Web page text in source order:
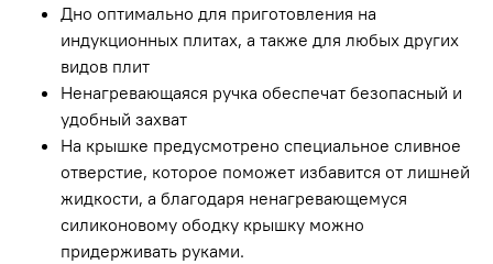
Дно оптимально для приготовления на
индукционных плитах, а также для любых других
видов плит
Ненагревающаяся ручка обеспечат безопасный и
удобный захват
На крышке предусмотрено специальное сливное
отверстие, которое поможет избавится от лишней
жидкости, а благодаря ненагревающемуся
силиконовому ободку крышку можно
придерживать руками.